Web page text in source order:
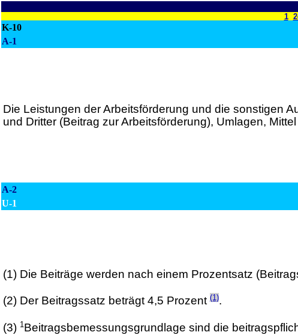
1
K-10
A-1
Die Leistungen der Arbeitsförderung und die sonstigen
und Dritter (Beitrag zur Arbeitsförderung), Umlagen,
A-2
U-1
(1) Die Beiträge werden nach einem Prozentsatz
(2) Der Beitragssatz beträgt 4,5 Prozent(1).
(3) 1Beitragsbemessungsgrundlage sind die